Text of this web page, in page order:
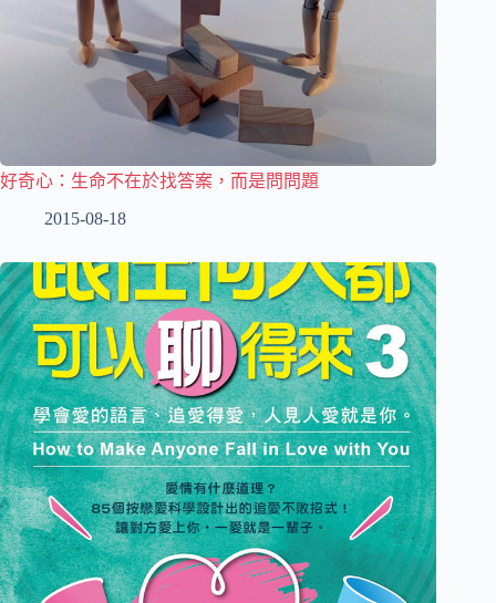
好奇心：生命不在於找答案，而是問問題
2015-08-18